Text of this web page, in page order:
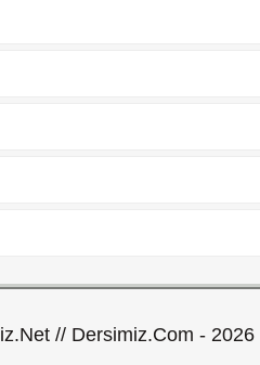
// Dersimiz.Com - 2026